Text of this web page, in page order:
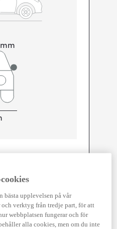
mm
112g/km
bästa upplevelsen på vår
verktyg från tredje part, för att
webbplatsen fungerar och för
alla cookies, men om du inte